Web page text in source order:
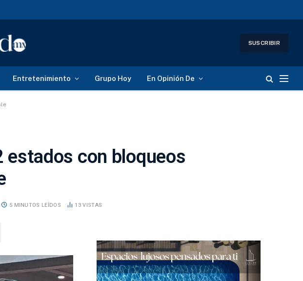
SUSCRIBIR
Entretenimiento Grupo Hoy En Opinión De
estados con bloqueos
5 MINUTOS LEÍDOS 13VISTAS